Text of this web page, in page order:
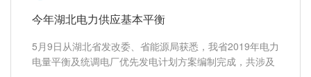
今年湖北电力供应基本平衡
5月9日从湖北省发改委、省能源局获悉，我省2019年电力
电量平衡及统调电厂优先发电计划方案编制完成，共涉及